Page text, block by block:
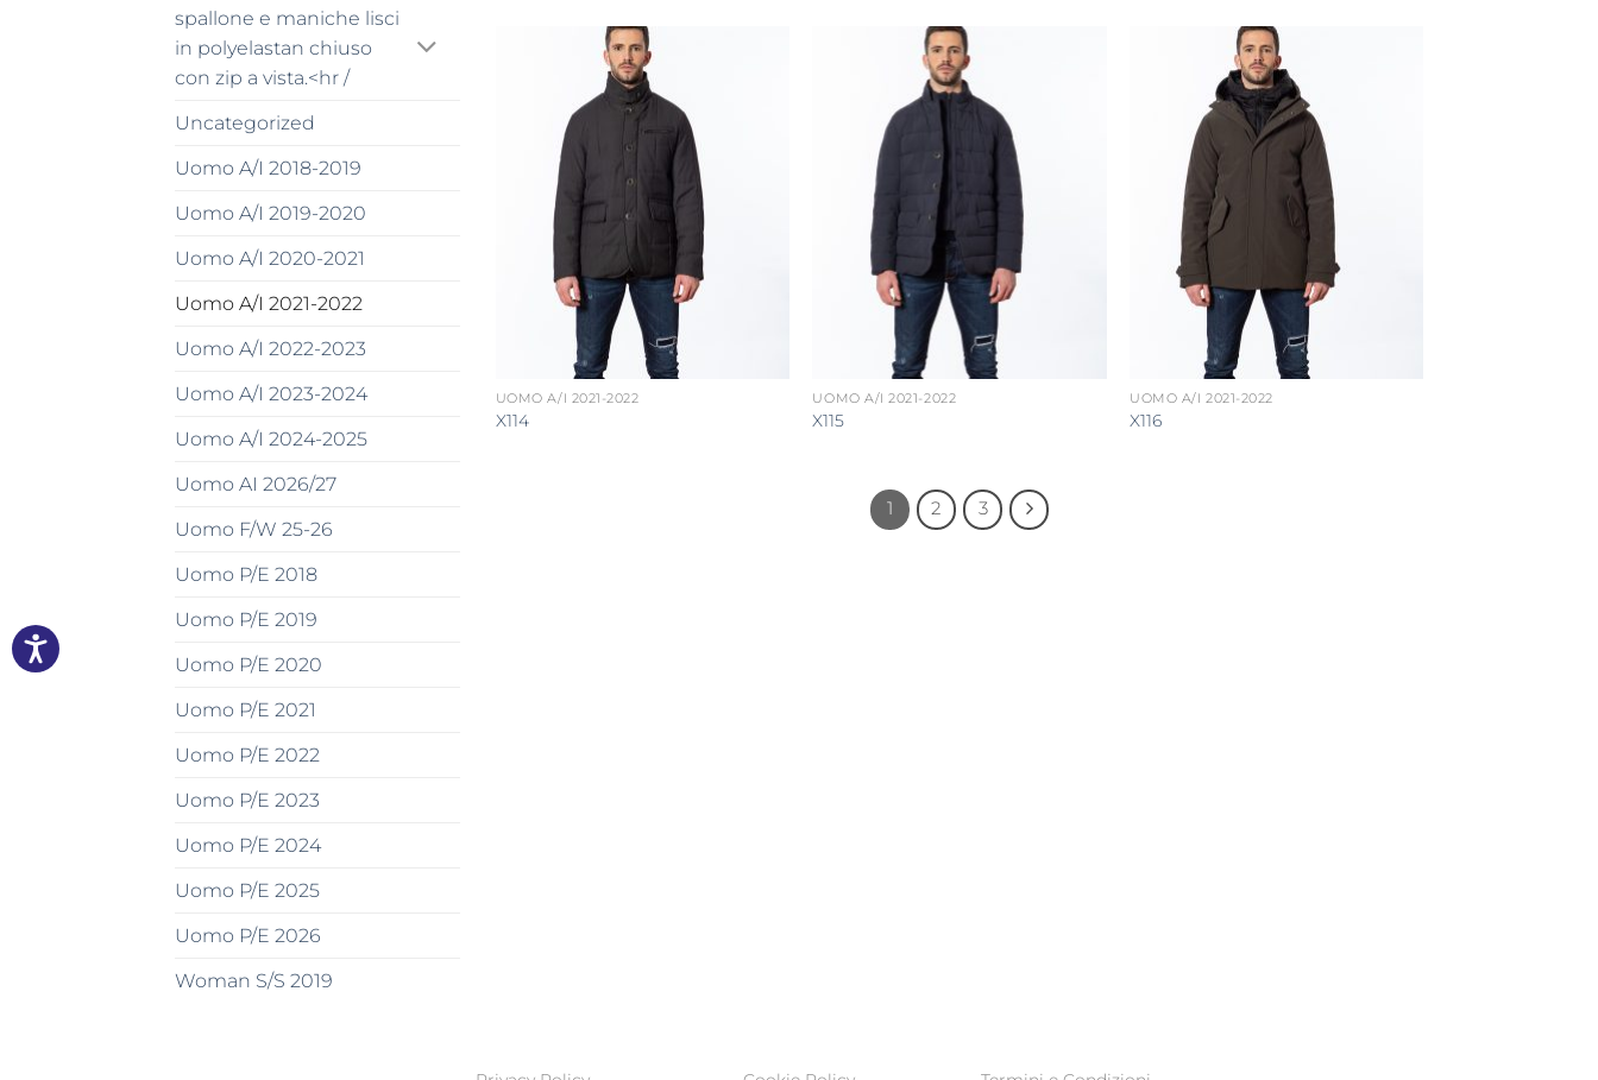
spallone e maniche lisci
in polyelastan chiuso
con zip a vista.<hr /
Uncategorized
Uomo A/I 2018-2019
Uomo A/I 2019-2020
Uomo A/I 2020-2021
Uomo A/I 2021-2022
Uomo A/I 2022-2023
Uomo A/I 2023-2024
Uomo A/I 2024-2025
Uomo AI 2026/27
Uomo F/W 25-26
Uomo P/E 2018
Uomo P/E 2019
Uomo P/E 2020
Uomo P/E 2021
Uomo P/E 2022
Uomo P/E 2023
Uomo P/E 2024
Uomo P/E 2025
Uomo P/E 2026
Woman S/S 2019
UOMO A/I 2021-2022
X114
UOMO A/I 2021-2022
X115
UOMO A/I 2021-2022
X116
1 2 3